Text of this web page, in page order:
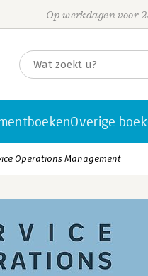
Op werkdagen voor
Overige
Operations Management